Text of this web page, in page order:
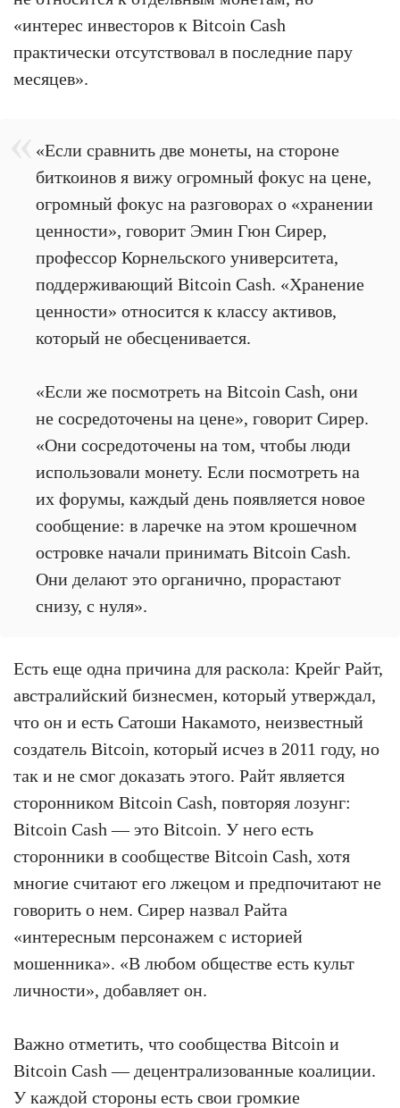
«интерес инвесторов к Bitcoin Cash
практически отсутствовал в последние пару
месяцев».
«Если сравнить две монеты, на стороне
биткоинов я вижу огромный фокус на цене,
огромный фокус на разговорах о «хранении
ценности», говорит Эмин Гюн Сирер,
профессор Корнельского университета,
поддерживающий Bitcoin Cash. «Хранение
ценности» относится к классу активов,
который не обесценивается.
«Если же посмотреть на Bitcoin Cash, они
не сосредоточены на цене», говорит Сирер.
«Они сосредоточены на том, чтобы люди
использовали монету. Если посмотреть на
их форумы, каждый день появляется новое
сообщение: в ларечке на этом крошечном
островке начали принимать Bitcoin Cash.
Они делают это органично, прорастают
снизу, с нуля».
Есть еще одна причина для раскола: Крейг Райт,
австралийский бизнесмен, который утверждал,
что он и есть Сатоши Накамото, неизвестный
создатель Bitcoin, который исчез в 2011 году, но
так и не смог доказать этого. Райт является
сторонником Bitcoin Cash, повторяя лозунг:
Bitcoin Cash — это Bitcoin. У него есть
сторонники в сообществе Bitcoin Cash, хотя
многие считают его лжецом и предпочитают не
говорить о нем. Сирер назвал Райта
«интересным персонажем с историей
мошенника». «В любом обществе есть культ
личности», добавляет он.
Важно отметить, что сообщества Bitcoin и
Bitcoin Cash — децентрализованные коалиции.
У каждой стороны есть свои громкие